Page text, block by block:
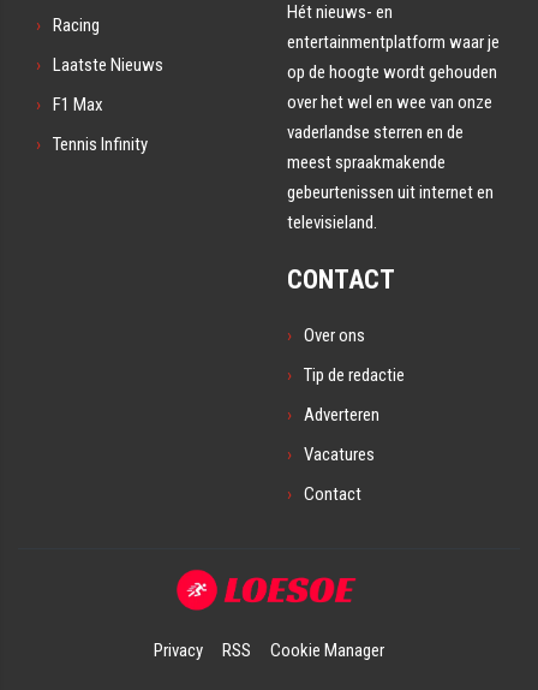
Racing
Laatste Nieuws
F1 Max
Tennis Infinity
Hét nieuws- en
entertainmentplatform waar je
op de hoogte wordt gehouden
over het wel en wee van onze
vaderlandse sterren en de
meest spraakmakende
gebeurtenissen uit internet en
televisieland.
CONTACT
Over ons
Tip de redactie
Adverteren
Vacatures
Contact
Privacy RSS Cookie Manager